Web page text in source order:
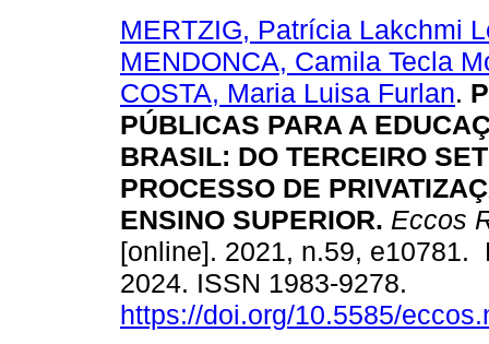
MERTZIG, Patrícia Lakchmi
MENDONCA, Camila Tecla
COSTA, Maria Luisa Furlan.
PÚBLICAS PARA A
BRASIL: DO TERCEIRO
PROCESSO DE
ENSINO SUPERIOR. Eccos
[online]. 2021, n.59, e10781.
2024. ISSN 1983-9278.
https://doi.org/10.5585/